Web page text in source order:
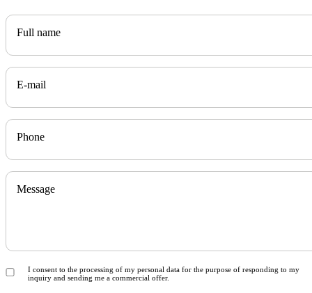
Full name
E-mail
Phone
Message
I consent to the processing of my personal data for the purpose of responding to my
inquiry and sending me a commercial offer.